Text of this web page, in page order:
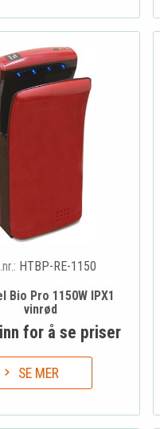
HTBP-RE-1150
Bio Pro 1150W IPX1
vinrød
for å se priser
SE MER